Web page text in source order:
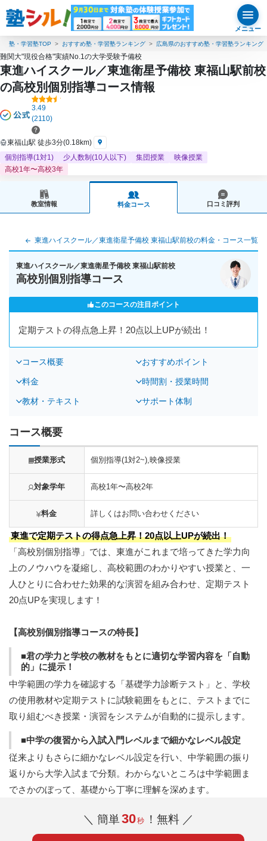
メニュー
塾・学習塾TOP おすすめ塾・学習塾ランキング 広島県のおすすめ塾・学習塾ランキング
難関大"現役合格"実績No.1の大学受験予備校
東進ハイスクール／東進衛星予備校 東福山駅前校
の高校別個別指導コース情報
3.49
(2110)
東福山駅 徒歩3分(0.18km)
個別指導(1対1)
少人数制(10人以下) 集団授業
映像授業
高校1年〜高校3年
教室情報 料金コース 口コミ評判
東進ハイスクール／東進衛星予備校 東福山駅前校の料金・コース一覧
東進ハイスクール／東進衛星予備校 東福山駅前校
高校別個別指導コース
このコースの注目ポイント
定期テストの得点急上昇！20点以上UPが続出！
コース概要 おすすめポイント
料金 時間割・授業時間
教材・テキスト サポート体制
コース概要
授業形式 個別指導(1対2~),映像授業
対象学年 高校1年〜高校2年
料金 詳しくはお問い合わせください
東進で定期テストの得点急上昇！20点以上UPが続出！
「高校別個別指導」では、東進がこれまで培ってきた学力向
上のノウハウを凝縮し、高校範囲のわかりやすい授業と、一
人ひとりに合わせた効果的な演習を組み合わせ、定期テスト
20点UPを実現します！
【高校別個別指導コースの特長】
■君の学力と学校の教材をもとに適切な学習内容を「自動
的」に提示！
中学範囲の学力を確認する「基礎学力診断テスト」と、学校
の使用教材や定期テストに試験範囲をもとに、テストまでに
取り組むべき授業・演習をシステムが自動的に提示します。
■中学の復習から入試入門レベルまで細かなレベル設定
従来よりもさらに細かなレベル設定を行い、中学範囲の振り
返りから大学入試まで分類。わからないところは中学範囲ま
でさかのぼって、基礎から丁寧に理解を深めます。
＼ 簡単30秒 ！無料 ／